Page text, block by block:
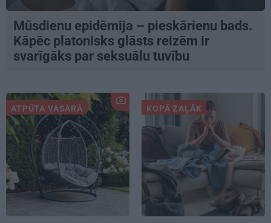
Mūsdienu epidēmija – pieskārienu bads.
Kāpēc platonisks glāsts reizēm ir
svarīgāks par seksuālu tuvību
ATPŪTA VASARĀ KOPĀ ZAĻĀK